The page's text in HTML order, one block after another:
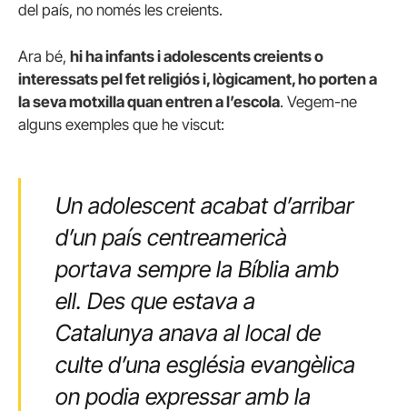
del país, no només les creients.
Ara bé, hi ha infants i adolescents creients o
interessats pel fet religiós i, lògicament, ho porten a
la seva motxilla quan entren a l’escola. Vegem-ne
alguns exemples que he viscut:
Un adolescent acabat d’arribar
d’un país centreamericà
portava sempre la Bíblia amb
ell. Des que estava a
Catalunya anava al local de
culte d’una església evangèlica
on podia expressar amb la